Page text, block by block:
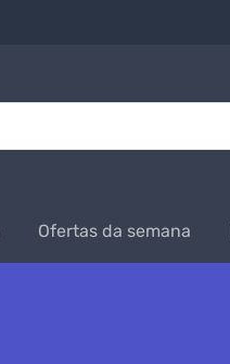
Ofertas da semana